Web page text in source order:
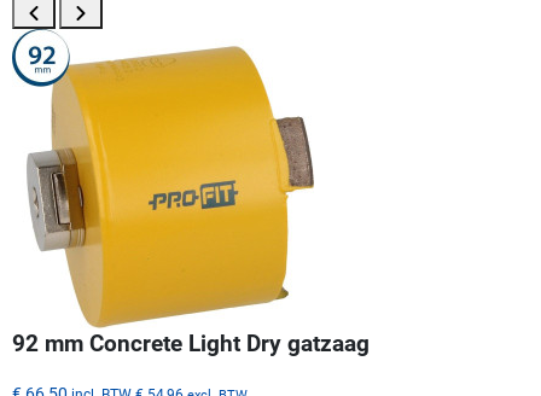
92 mm Concrete Light Dry gatzaag